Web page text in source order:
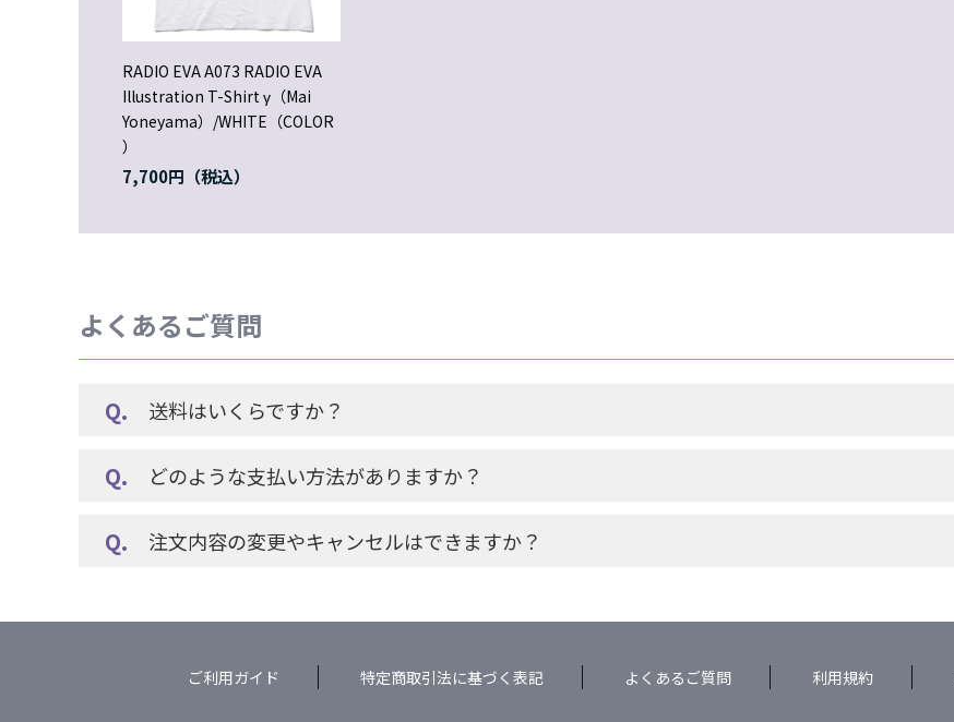
RADIO EVA A073 RADIO EVA
Illustration T-Shirt γ（Mai
Yoneyama）/WHITE（COLOR
）
7,700円
よくあるご質問
送料はいくらですか？
どのような支払い方法がありますか？
注文内容の変更やキャンセルはできますか？
ご利用ガイド 特定商取引法に基づく表記 よくあるご質問 利用規約